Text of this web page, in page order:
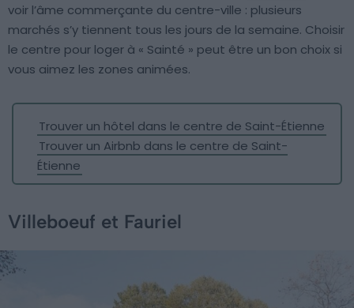
voir l’âme commerçante du centre-ville : plusieurs
marchés s’y tiennent tous les jours de la semaine. Choisir
le centre pour loger à « Sainté » peut être un bon choix si
vous aimez les zones animées.
Trouver un hôtel dans le centre de Saint-Étienne
Trouver un Airbnb dans le centre de Saint-
Étienne
Villeboeuf et Fauriel